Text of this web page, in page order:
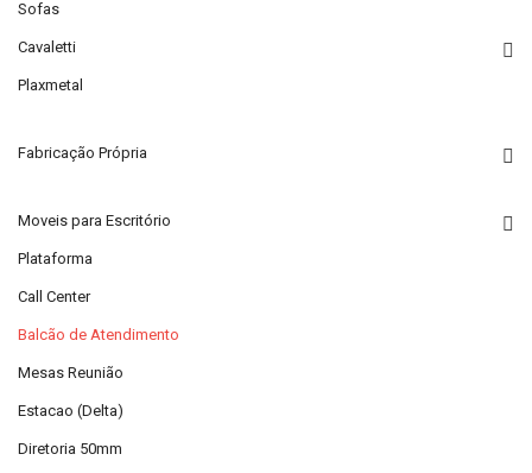
Sofas
Cavaletti
Plaxmetal
Fabricação Própria
Moveis para Escritório
Plataforma
Call Center
Balcão de Atendimento
Mesas Reunião
Estacao (Delta)
Diretoria 50mm